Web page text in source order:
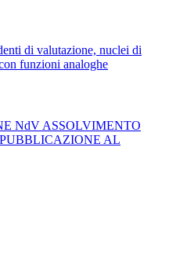
di valutazione, nuclei di
funzioni analoghe
NdV ASSOLVIMENTO
AL